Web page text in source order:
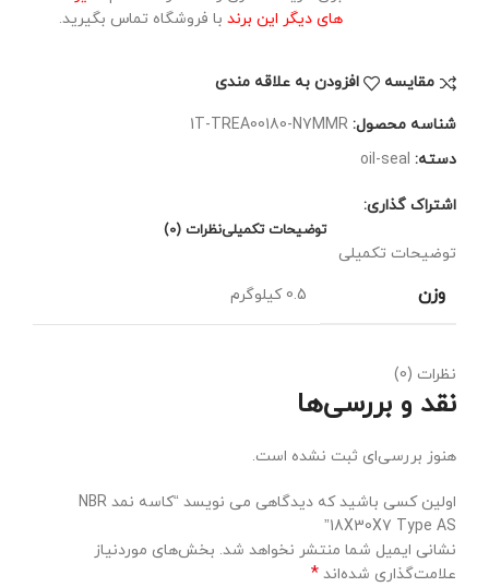
های دیگر این برند با فروشگاه تماس بگیرید.
مقايسه افزودن به علاقه مندی
شناسه محصول: 1T-TREA00180-N7MMR
دسته: oil-seal
اشتراک گذاری:
توضیحات تکمیلینظرات (0)
توضیحات تکمیلی
وزن 0.5 کیلوگرم
نظرات (0)
نقد و بررسی‌ها
هنوز بررسی‌ای ثبت نشده است.
اولین کسی باشید که دیدگاهی می نویسد “کاسه نمد NBR
18X30X7 Type AS”
نشانی ایمیل شما منتشر نخواهد شد. بخش‌های موردنیاز
علامت‌گذاری شده‌اند *